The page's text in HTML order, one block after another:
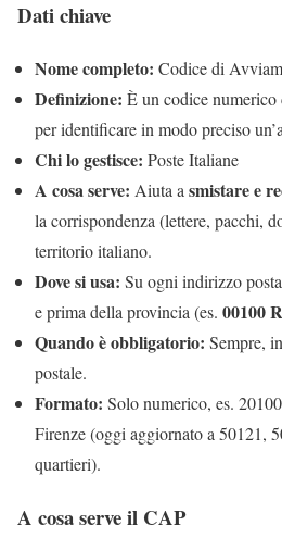
Dati chiave
Nome completo: Codice di
Definizione: È un codice numerico
per identificare in modo preciso
Chi lo gestisce: Poste Italiane
A cosa serve: Aiuta a smistare e
la corrispondenza (lettere, pacchi,
territorio italiano.
Dove si usa: Su ogni indirizzo
e prima della provincia (es. 00100
Quando è obbligatorio: Sempre,
postale.
Formato: Solo numerico, es.
Firenze (oggi aggiornato a 50121,
quartieri).
A cosa serve il CAP